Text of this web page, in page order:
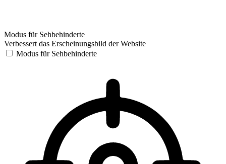
Modus für Sehbehinderte
Verbessert das Erscheinungsbild der Website
Modus für Sehbehinderte